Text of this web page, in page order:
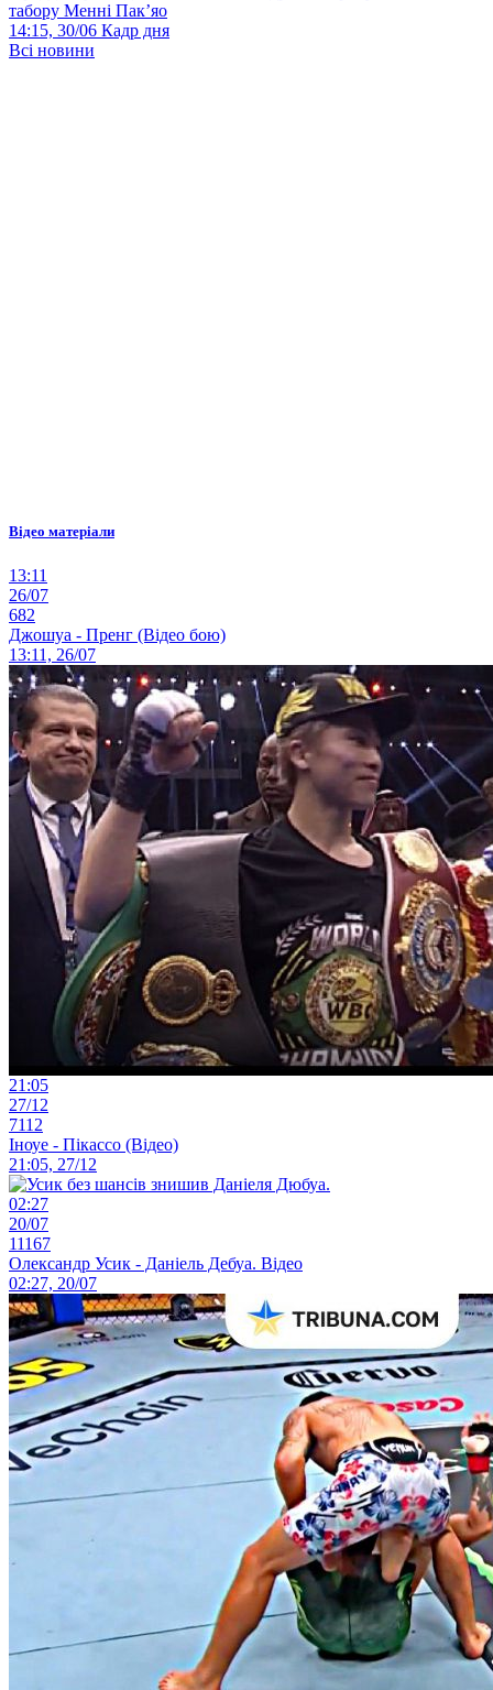
табору Менні Пак’яо
14:15, 30/06 Кадр дня
Всі новини
Відео матеріали
13:11
26/07
682
Джошуа - Пренг (Відео бою)
13:11, 26/07
21:05
27/12
7112
Іноуе - Пікассо (Відео)
21:05, 27/12
02:27
20/07
11167
Олександр Усик - Даніель Дебуа. Відео
02:27, 20/07